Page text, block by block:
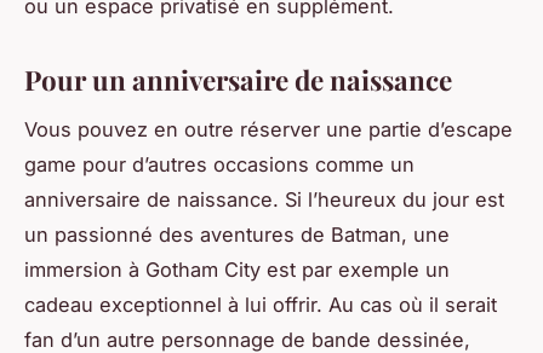
ou un espace privatisé en supplément.
Pour un anniversaire de naissance
Vous pouvez en outre réserver une partie d’escape
game pour d’autres occasions comme un
anniversaire de naissance. Si l’heureux du jour est
un passionné des aventures de Batman, une
immersion à Gotham City est par exemple un
cadeau exceptionnel à lui offrir. Au cas où il serait
fan d’un autre personnage de bande dessinée,